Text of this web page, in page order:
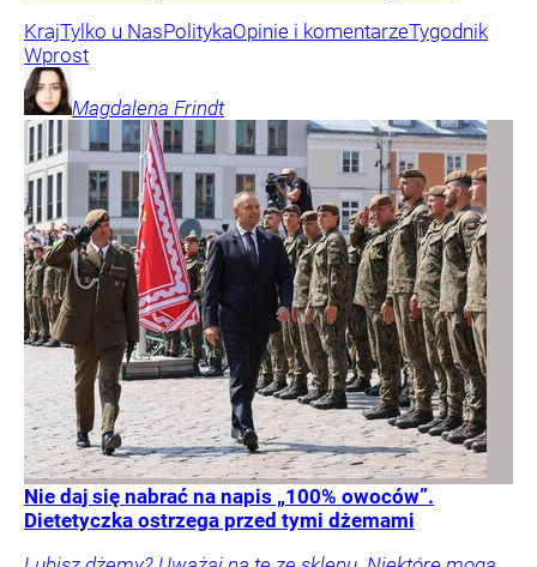
KrajTylko u NasPolitykaOpinie i komentarzeTygodnik
Wprost
Magdalena Frindt
Nie daj się nabrać na napis „100% owoców”.
Dietetyczka ostrzega przed tymi dżemami